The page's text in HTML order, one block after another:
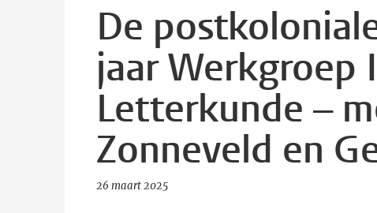
De
jaar Werkgroep
Letterkunde –
Zonneveld en
26 maart 2025